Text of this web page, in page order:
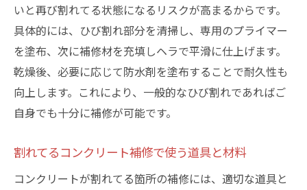
いと再び割れてる状態になるリスクが高まるからです。
具体的には、ひび割れ部分を清掃し、専用のプライマー
を塗布、次に補修材を充填しヘラで平滑に仕上げます。
乾燥後、必要に応じて防水剤を塗布することで耐久性も
向上します。これにより、一般的なひび割れであればご
自身でも十分に補修が可能です。
割れてるコンクリート補修で使う道具と材料
コンクリートが割れてる箇所の補修には、適切な道具と